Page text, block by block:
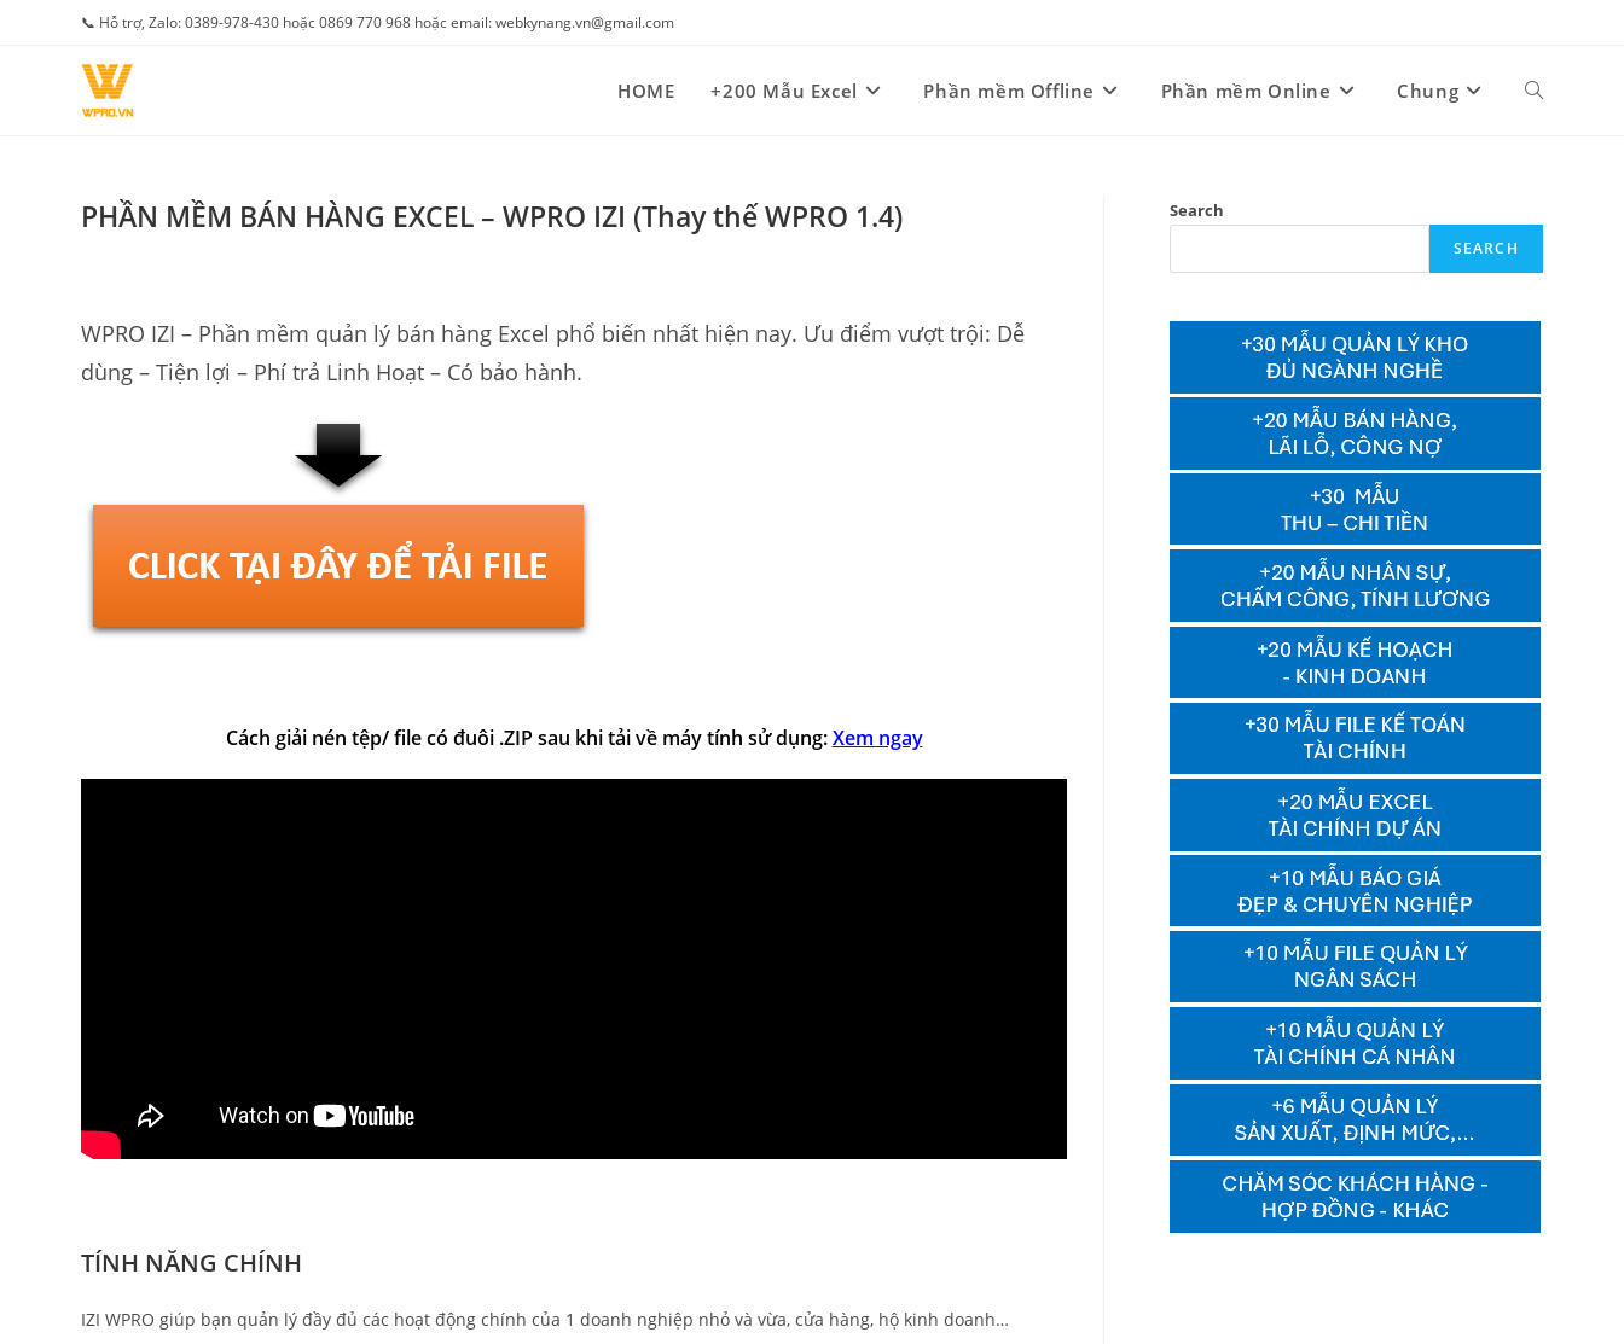
📞 Hỗ trợ, Zalo: 0389-978-430 hoặc 0869 770 968 hoặc email: webkynang.vn@gmail.com
HOME +200 Mẫu Excel Phần mềm Offline Phần mềm Online Chung Toggle
search
PHẦN MỀM BÁN HÀNG EXCEL – WPRO IZI (Thay thế WPRO 1.4)
WPRO IZI – Phần mềm quản lý bán hàng Excel phổ biến nhất hiện nay. Ưu điểm vượt trội: Dễ
dùng – Tiện lợi – Phí trả Linh Hoạt – Có bảo hành.
Cách giải nén tệp/ file có đuôi .ZIP sau khi tải về máy tính sử dụng:Xem ngay
TÍNH NĂNG CHÍNH
IZI WPRO giúp bạn quản lý đầy đủ các hoạt động chính của 1 doanh nghiệp nhỏ và vừa, cửa hàng, hộ kinh doanh…
Search
SEARCH